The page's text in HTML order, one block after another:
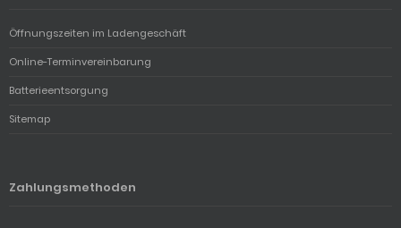
Öffnungszeiten im Ladengeschäft
Online-Terminvereinbarung
Batterieentsorgung
Sitemap
Zahlungsmethoden